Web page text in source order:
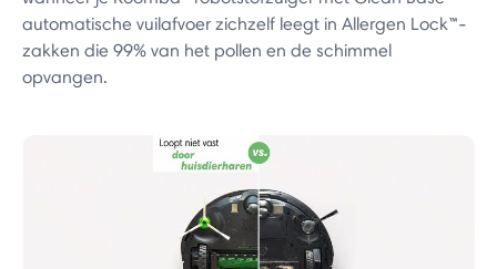
automatische vuilafvoer zichzelf leegt in Allergen Lock™-
zakken die 99% van het pollen en de schimmel
opvangen.